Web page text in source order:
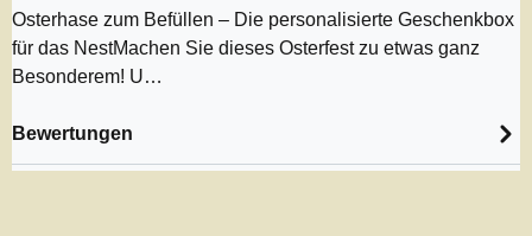
Osterhase zum Befüllen – Die personalisierte Geschenkbox
für das NestMachen Sie dieses Osterfest zu etwas ganz
Besonderem! U…
Bewertungen